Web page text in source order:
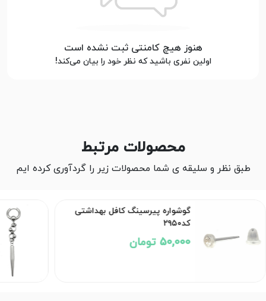
هنوز هیچ کامنتی ثبت نشده است
اولین نفری باشید که نظر خود را بیان می‌کند!
محصولات مرتبط
طبق نظر و سلیقه ی شما محصولات زیر را گردآوری کرده ایم
گوشواره پیرسینگ کافل بهداشتی
کد۲۹۵۰
50,000 تومان